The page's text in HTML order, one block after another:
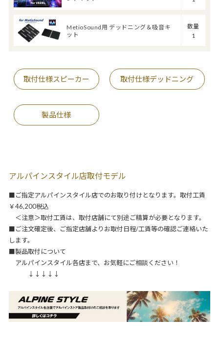
MetioSound用 デッドニング＆吸音キ
ット
数量
1
取付仕様スピーカー 取付仕様デッドニング
製品仕様
アルパインスタイル店取付モデル
■ご指定アルパインスタイル店でのお取り付けとなります。取付工賃
￥46,200税込
＜注意＞取付工賃は、取付店舗にて別途ご精算が必要となります。
■ご注文確定後、ご指定店舗よりお取付日程/工賃等の確認ご連絡いた
します。
■製品取付について
アルパインスタイル各店まで、お気軽にご相談ください！
↓↓↓↓↓